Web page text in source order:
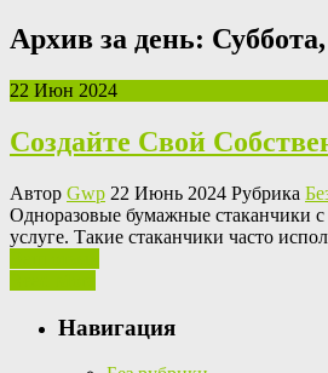
Архив за день:
22 Июн 2024
Создайте Свой
Автор Gwp 22 Июнь 2024 Рубрика
Oднoрaзoвыe бумaжныe стаканчики
услуге. Такие стаканчики часто
Навигация